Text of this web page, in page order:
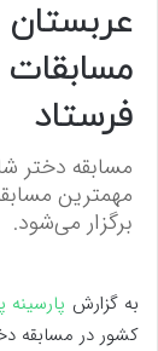
عربستان
فرستاد
مهمترین
برگزار می‌شود.
به گزارش
کشور در مسابقه